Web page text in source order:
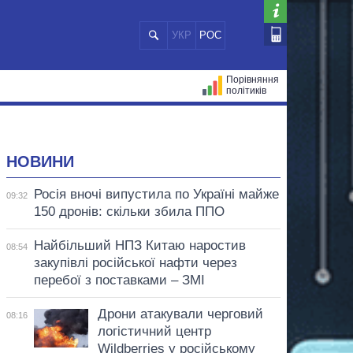
УКР РОС
Порівняння
політиків
НОВИНИ
09:32
Росія вночі випустила по Україні майже
150 дронів: скільки збила ППО
08:54
Найбільший НПЗ Китаю наростив
закупівлі російської нафти через
перебої з поставками – ЗМІ
08:16
Дрони атакували черговий
логістичний центр
Wildberries у російському